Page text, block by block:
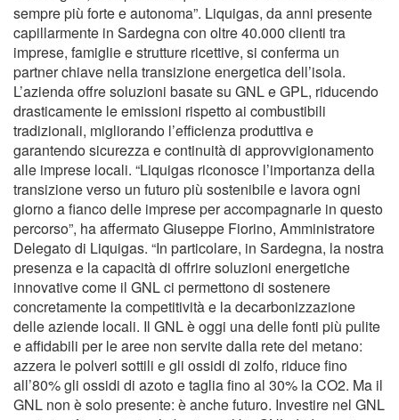
sempre più forte e autonoma”. Liquigas, da anni presente
capillarmente in Sardegna con oltre 40.000 clienti tra
imprese, famiglie e strutture ricettive, si conferma un
partner chiave nella transizione energetica dell’isola.
L’azienda offre soluzioni basate su GNL e GPL, riducendo
drasticamente le emissioni rispetto ai combustibili
tradizionali, migliorando l’efficienza produttiva e
garantendo sicurezza e continuità di approvvigionamento
alle imprese locali. “Liquigas riconosce l’importanza della
transizione verso un futuro più sostenibile e lavora ogni
giorno a fianco delle imprese per accompagnarle in questo
percorso”, ha affermato Giuseppe Fiorino, Amministratore
Delegato di Liquigas. “In particolare, in Sardegna, la nostra
presenza e la capacità di offrire soluzioni energetiche
innovative come il GNL ci permettono di sostenere
concretamente la competitività e la decarbonizzazione
delle aziende locali. Il GNL è oggi una delle fonti più pulite
e affidabili per le aree non servite dalla rete del metano:
azzera le polveri sottili e gli ossidi di zolfo, riduce fino
all’80% gli ossidi di azoto e taglia fino al 30% la CO2. Ma il
GNL non è solo presente: è anche futuro. Investire nel GNL